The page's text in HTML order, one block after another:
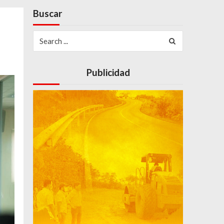
Buscar
for:
Publicidad